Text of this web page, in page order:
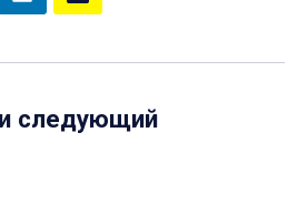
следующий